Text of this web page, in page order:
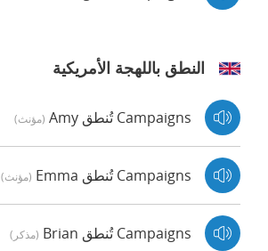
النطق باللهجة الأمريكية
Campaigns تُنطق Amy (مؤنث)
Campaigns تُنطق Emma (مؤنث)
Campaigns تُنطق Brian (مذكر)